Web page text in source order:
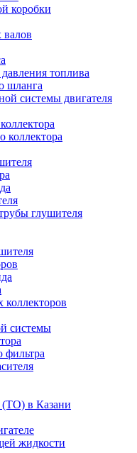
коробки
топлива
шланга
системы двигателя
коллектора
глушителя
системы
фильтра
(ТО) в Казани
жидкости